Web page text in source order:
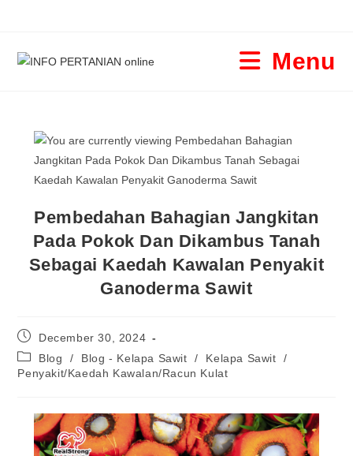
Menu
Pembedahan Bahagian Jangkitan
Pada Pokok Dan Dikambus Tanah
Sebagai Kaedah Kawalan Penyakit
Ganoderma Sawit
December 30, 2024
Blog
/ Blog - Kelapa Sawit / Kelapa Sawit
/
Penyakit/Kaedah Kawalan/Racun Kulat